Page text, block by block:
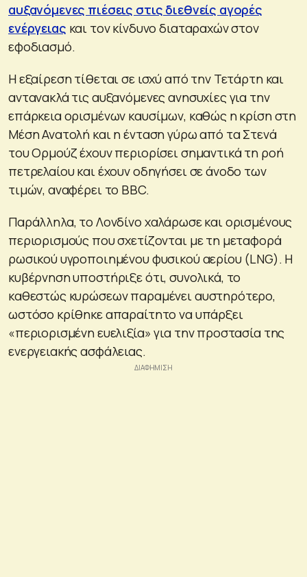
αυξανόμενες πιέσεις στις διεθνείς αγορές
ενέργειας και τον κίνδυνο διαταραχών στον
εφοδιασμό.
Η εξαίρεση τίθεται σε ισχύ από την Τετάρτη και
αντανακλά τις αυξανόμενες ανησυχίες για την
επάρκεια ορισμένων καυσίμων, καθώς η κρίση στη
Μέση Ανατολή και η ένταση γύρω από τα Στενά
του Ορμούζ έχουν περιορίσει σημαντικά τη ροή
πετρελαίου και έχουν οδηγήσει σε άνοδο των
τιμών, αναφέρει το BBC.
Παράλληλα, το Λονδίνο χαλάρωσε και ορισμένους
περιορισμούς που σχετίζονται με τη μεταφορά
ρωσικού υγροποιημένου φυσικού αερίου (LNG). Η
κυβέρνηση υποστήριξε ότι, συνολικά, το
καθεστώς κυρώσεων παραμένει αυστηρότερο,
ωστόσο κρίθηκε απαραίτητο να υπάρξει
«περιορισμένη ευελιξία» για την προστασία της
ενεργειακής ασφάλειας.